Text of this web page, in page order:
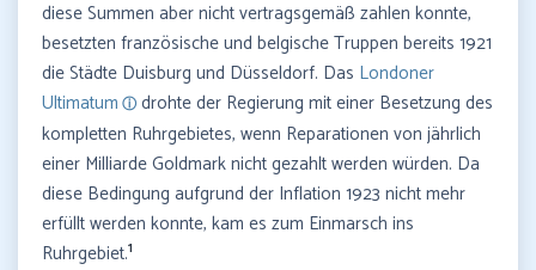
diese Summen aber nicht vertragsgemäß zahlen konnte,
besetzten französische und belgische Truppen bereits 1921
die Städte Duisburg und Düsseldorf. Das Londoner
Ultimatum
drohte der Regierung mit einer Besetzung des
kompletten Ruhrgebietes, wenn Reparationen von jährlich
einer Milliarde Goldmark nicht gezahlt werden würden. Da
diese Bedingung aufgrund der Inflation 1923 nicht mehr
erfüllt werden konnte, kam es zum Einmarsch ins
Ruhrgebiet.1